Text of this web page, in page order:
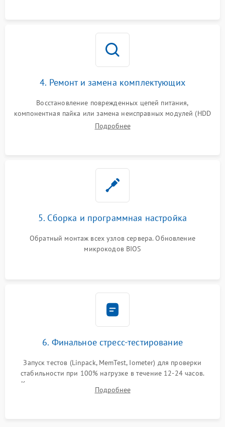
4. Ремонт и замена комплектующих
Восстановление поврежденных цепей питания,
компонентная пайка или замена неисправных модулей (HDD
Подробнее
5. Сборка и программная настройка
Обратный монтаж всех узлов сервера. Обновление
микрокодов BIOS
6. Финальное стресс-тестирование
Запуск тестов (Linpack, MemTest, Iometer) для проверки
стабильности при 100% нагрузке в течение 12-24 часов.
Контроль температурных режимов, проверка отсутствия
троттлинга и подготовка сервера к выдаче.
Подробнее